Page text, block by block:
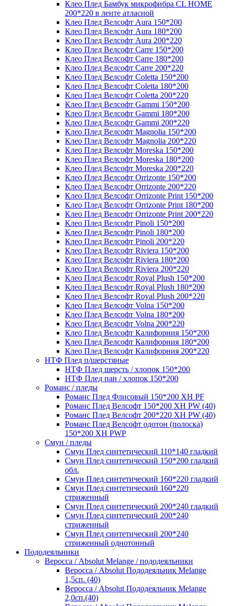
Клео Плед Бамбук микрофибра CL HOME
200*220 в ленте атласной
Клео Плед Велсофт Aura 150*200
Клео Плед Велсофт Aura 180*200
Клео Плед Велсофт Aura 200*220
Клео Плед Велсофт Carre 150*200
Клео Плед Велсофт Carre 180*200
Клео Плед Велсофт Carre 200*220
Клео Плед Велсофт Coletta 150*200
Клео Плед Велсофт Coletta 180*200
Клео Плед Велсофт Coletta 200*220
Клео Плед Велсофт Gammi 150*200
Клео Плед Велсофт Gammi 180*200
Клео Плед Велсофт Gammi 200*220
Клео Плед Велсофт Magnolia 150*200
Клео Плед Велсофт Magnolia 200*220
Клео Плед Велсофт Moreska 150*200
Клео Плед Велсофт Moreska 180*200
Клео Плед Велсофт Moreska 200*220
Клео Плед Велсофт Orrizonte 150*200
Клео Плед Велсофт Orrizonte 200*220
Клео Плед Велсофт Orrizonte Print 150*200
Клео Плед Велсофт Orrizonte Print 180*200
Клео Плед Велсофт Orrizonte Print 200*220
Клео Плед Велсофт Pinoli 150*200
Клео Плед Велсофт Pinoli 180*200
Клео Плед Велсофт Pinoli 200*220
Клео Плед Велсофт Riviera 150*200
Клео Плед Велсофт Riviera 180*200
Клео Плед Велсофт Riviera 200*220
Клео Плед Велсофт Royal Plush 150*200
Клео Плед Велсофт Royal Plush 180*200
Клео Плед Велсофт Royal Plush 200*220
Клео Плед Велсофт Volna 150*200
Клео Плед Велсофт Volna 180*200
Клео Плед Велсофт Volna 200*220
Клео Плед Велсофт Калифорния 150*200
Клео Плед Велсофт Калифорния 180*200
Клео Плед Велсофт Калифорния 200*220
НТФ Плед п/шерстяные
НТФ Плед шерсть / хлопок 150*200
НТФ Плед пан / хлопок 150*200
Романс / пледы
Романс Плед Флисовый 150*200 XH PF
Романс Плед Велсофт 150*200 XH PW (40)
Романс Плед Велсофт 200*220 XH PW (40)
Романс Плед Велсофт одотон (полоска)
150*200 XH PWP
Смун / пледы
Смун Плед синтетический 110*140 гладкий
Смун Плед синтетический 150*200 гладкий
обл.
Смун Плед синтетический 160*220 гладкий
Смун Плед синтетический 160*220
стриженный
Смун Плед синтетический 200*240 гладкий
Смун Плед синтетический 200*240
стриженный
Смун Плед синтетический 200*240
стриженный однотонный
Пододеяльники
Веросса / Absolut Melange / пододеяльники
Веросса / Absolut Пододеяльник Melange
1,5сп. (40)
Веросса / Absolut Пододеяльник Melange
2,0сп.(40)